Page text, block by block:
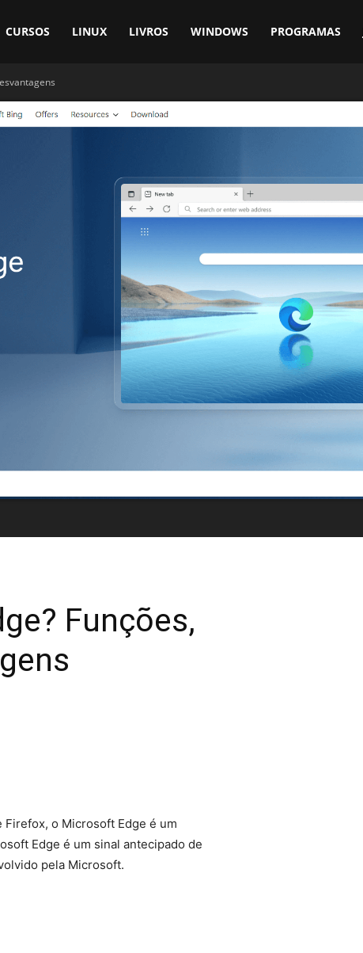
CURSOS LINUX LIVROS WINDOWS PROGRAMAS
Funções,
Firefox, o Microsoft Edge é um
Edge é um sinal antecipado de
pela Microsoft.